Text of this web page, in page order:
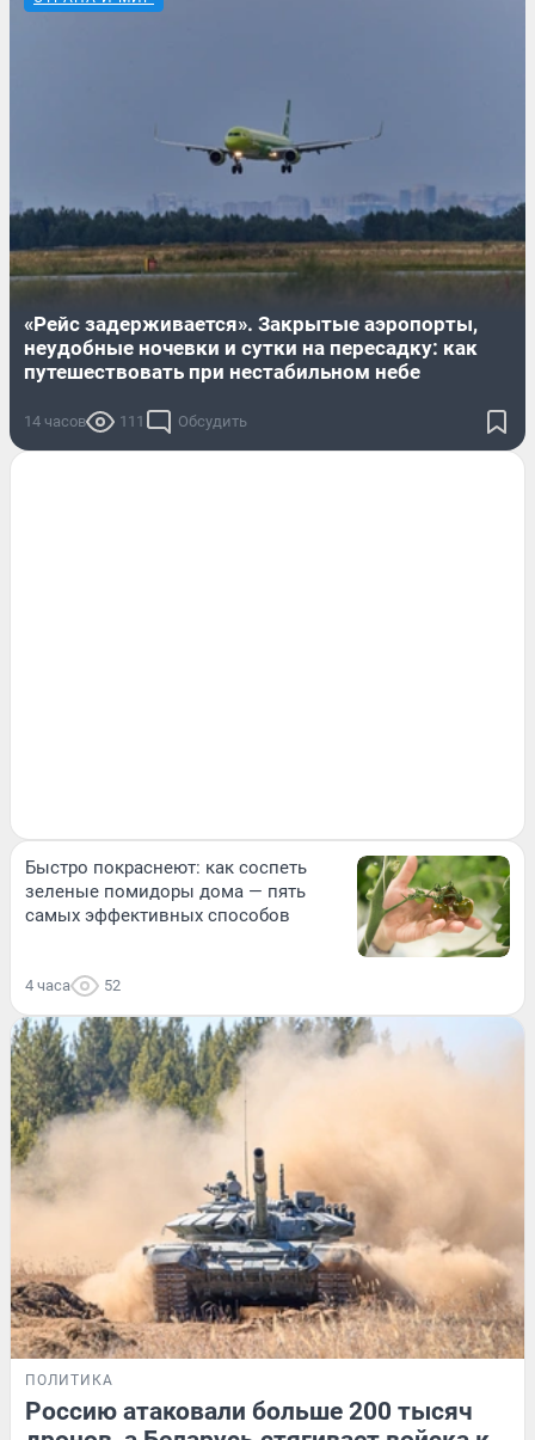
«Рейс задерживается». Закрытые аэропорты,
неудобные ночевки и сутки на пересадку: как
путешествовать при нестабильном небе
14 часов 111 Обсудить
Быстро покраснеют: как соспеть
зеленые помидоры дома — пять
самых эффективных способов
4 часа 52
ПОЛИТИКА
Россию атаковали больше 200 тысяч